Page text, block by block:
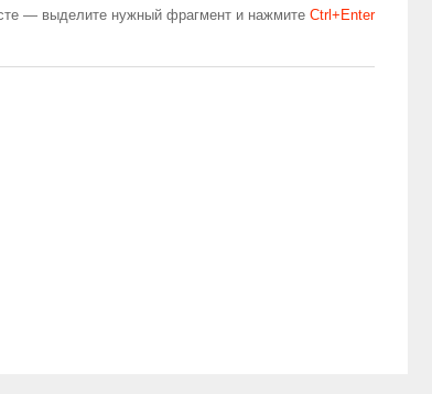
— выделите нужный фрагмент и нажмите Сtrl+Enter